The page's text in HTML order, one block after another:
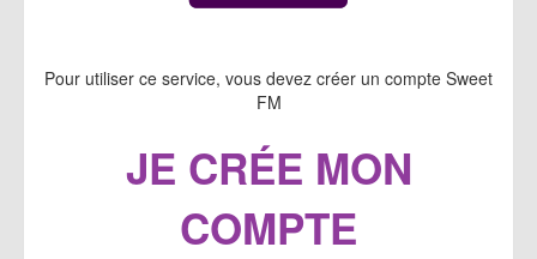
Pour utiliser ce service, vous devez créer un compte Sweet
FM
JE CRÉE MON
COMPTE